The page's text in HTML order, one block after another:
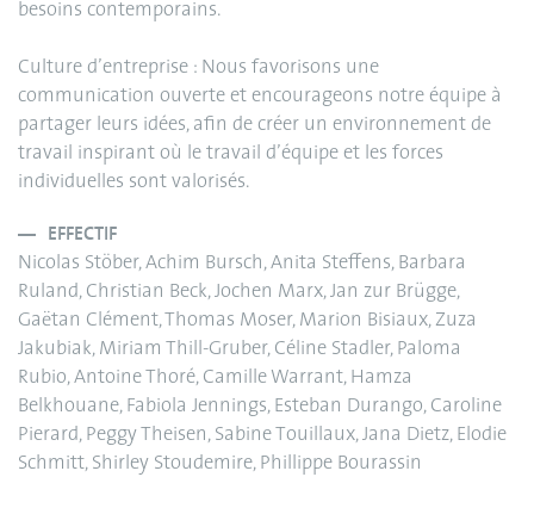
besoins contemporains.
Culture d’entreprise : Nous favorisons une
communication ouverte et encourageons notre équipe à
partager leurs idées, afin de créer un environnement de
travail inspirant où le travail d’équipe et les forces
individuelles sont valorisés.
EFFECTIF
Nicolas Stöber, Achim Bursch, Anita Steffens, Barbara
Ruland, Christian Beck, Jochen Marx, Jan zur Brügge,
Gaëtan Clément, Thomas Moser, Marion Bisiaux, Zuza
Jakubiak, Miriam Thill-Gruber, Céline Stadler, Paloma
Rubio, Antoine Thoré, Camille Warrant, Hamza
Belkhouane, Fabiola Jennings, Esteban Durango, Caroline
Pierard, Peggy Theisen, Sabine Touillaux, Jana Dietz, Elodie
Schmitt, Shirley Stoudemire, Phillippe Bourassin